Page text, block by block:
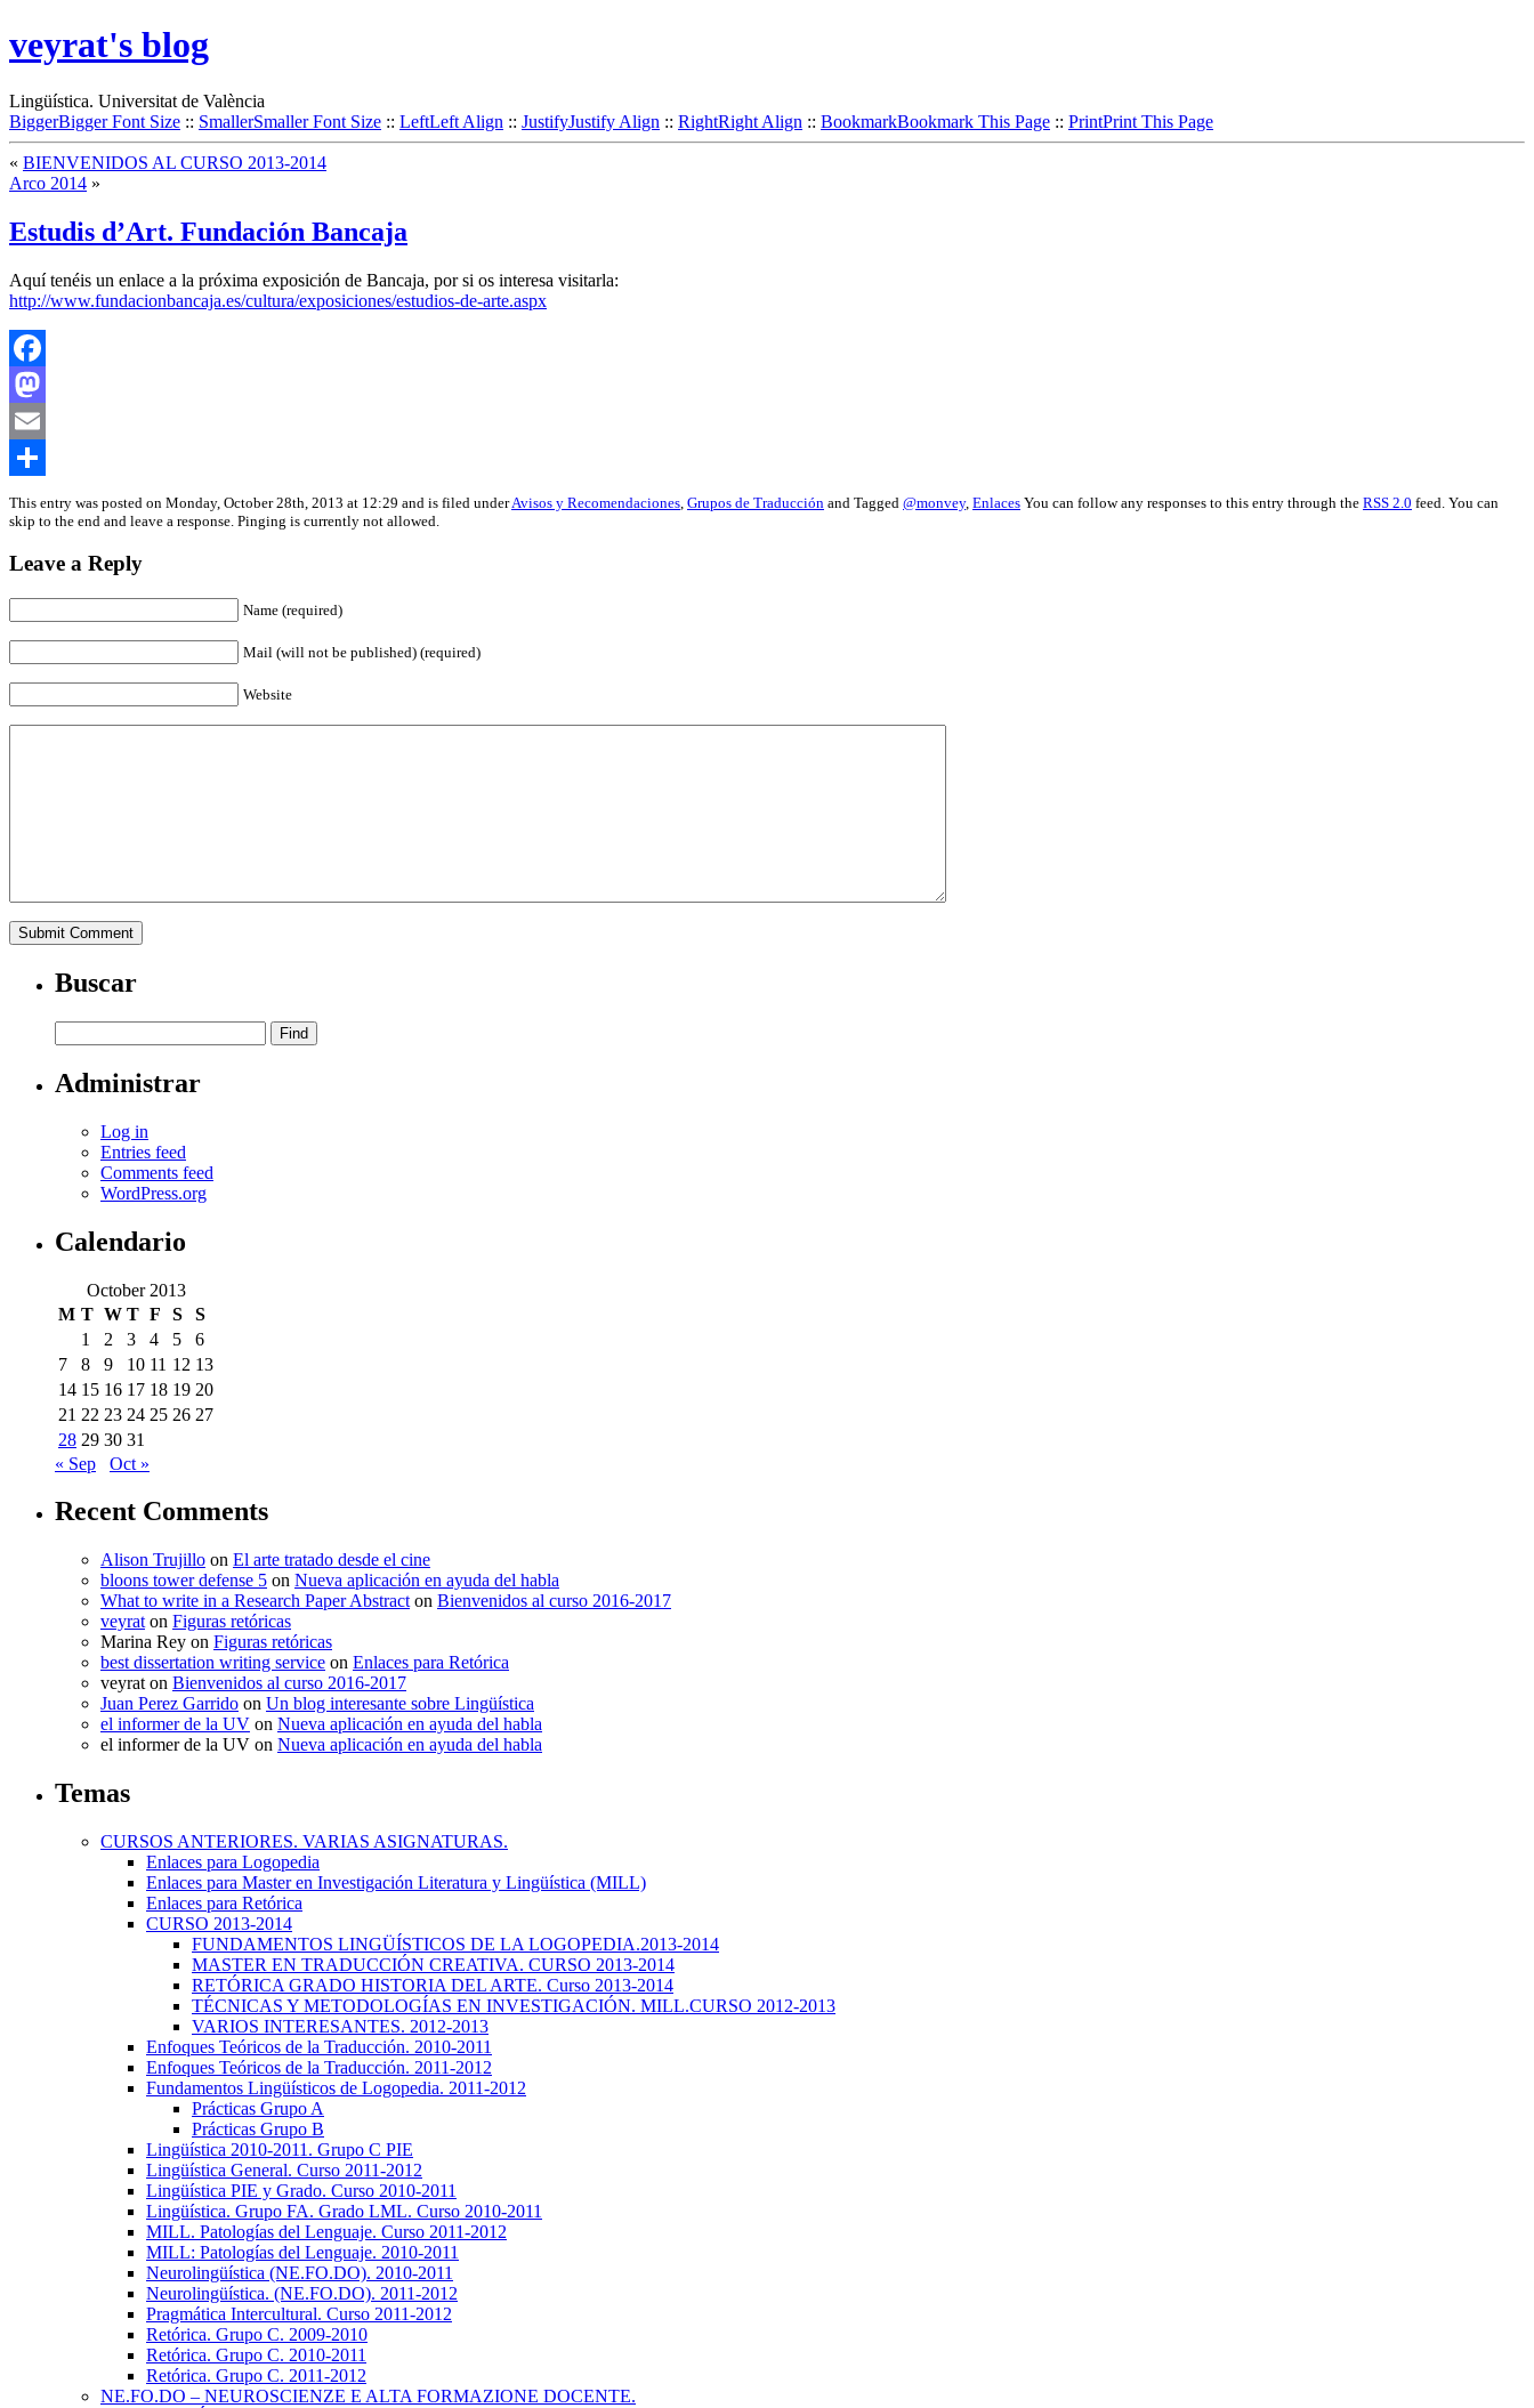
veyrat's blog
Lingüística. Universitat de València
BiggerBigger Font Size :: SmallerSmaller Font Size :: LeftLeft Align :: JustifyJustify Align :: RightRight Align :: BookmarkBookmark This Page :: PrintPrint This Page
« BIENVENIDOS AL CURSO 2013-2014
Arco 2014 »
Estudis d’Art. Fundación Bancaja
Aquí tenéis un enlace a la próxima exposición de Bancaja, por si os interesa visitarla:
http://www.fundacionbancaja.es/cultura/exposiciones/estudios-de-arte.aspx
Facebook
Mastodon
Email
Share
This entry was posted on Monday, October 28th, 2013 at 12:29 and is filed underAvisos y Recomendaciones Grupos de Traducción and Tagged @monvey, Enlaces You can follow any responses to this entry through the RSS 2.0 feed. You can
skip to the end and leave a response. Pinging is currently not allowed.
Leave a Reply
Name (required)
Mail (will not be published) (required)
Website
Buscar
Administrar
Log in
Entries feed
Comments feed
WordPress.org
Calendario
October 2013
M T W T F S
S
1
2 3 4 5
6
7
8 9 10 11 12 13
14 15 16 17 18 19 20
21 22 23 24 25 26 27
28 29 30 31
« Sep
Oct »
Recent Comments
Alison Trujillo on El arte tratado desde el cine
bloons tower defense 5 on Nueva aplicación en ayuda del habla
What to write in a Research Paper Abstract on Bienvenidos al curso 2016-2017
veyrat on Figuras retóricas
Marina Rey on Figuras retóricas
best dissertation writing service on Enlaces para Retórica
veyrat on Bienvenidos al curso 2016-2017
Juan Perez Garrido on Un blog interesante sobre Lingüística
el informer de la UV on Nueva aplicación en ayuda del habla
el informer de la UV on Nueva aplicación en ayuda del habla
Temas
CURSOS ANTERIORES. VARIAS ASIGNATURAS.
Enlaces para Logopedia
Enlaces para Master en Investigación Literatura y Lingüística (MILL)
Enlaces para Retórica
CURSO 2013-2014
FUNDAMENTOS LINGÜÍSTICOS DE LA LOGOPEDIA.2013-2014
MASTER EN TRADUCCIÓN CREATIVA. CURSO 2013-2014
RETÓRICA GRADO HISTORIA DEL ARTE. Curso 2013-2014
TÉCNICAS Y METODOLOGÍAS EN INVESTIGACIÓN. MILL.CURSO 2012-2013
VARIOS INTERESANTES. 2012-2013
Enfoques Teóricos de la Traducción. 2010-2011
Enfoques Teóricos de la Traducción. 2011-2012
Fundamentos Lingüísticos de Logopedia. 2011-2012
Prácticas Grupo A
Prácticas Grupo B
Lingüística 2010-2011. Grupo C PIE
Lingüística General. Curso 2011-2012
Lingüística PIE y Grado. Curso 2010-2011
Lingüística. Grupo FA. Grado LML. Curso 2010-2011
MILL. Patologías del Lenguaje. Curso 2011-2012
MILL: Patologías del Lenguaje. 2010-2011
Neurolingüística (NE.FO.DO). 2010-2011
Neurolingüística. (NE.FO.DO). 2011-2012
Pragmática Intercultural. Curso 2011-2012
Retórica. Grupo C. 2009-2010
Retórica. Grupo C. 2010-2011
Retórica. Grupo C. 2011-2012
NE.FO.DO – NEUROSCIENZE E ALTA FORMAZIONE DOCENTE.